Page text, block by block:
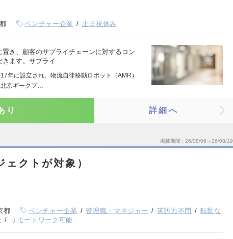
ベンチャー企業 土日祝休み
き、顧客のサプライチェーンに対するコン
ます。サプライ…
年に設立され、物流自律移動ロボット（AMR）
北京ギークプ…
り 詳細へ
掲載期間 26/08/06～26/08/19
クトが対象）
都 ベンチャー企業 管理職・マネジャー 英語力不問
転勤な
リモートワーク可能